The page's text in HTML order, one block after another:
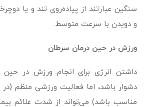
سنگین عبارتند از پیاده‌روی تند و یا
و دویدن با سرعت متوسط.
ورزش در حین درمان سرطان
داشتن انرژی برای انجام ورزش در
دشوار باشد، اما فعالیت ورزشی منظم
مناسب باشد) می‌تواند از شدت علائم